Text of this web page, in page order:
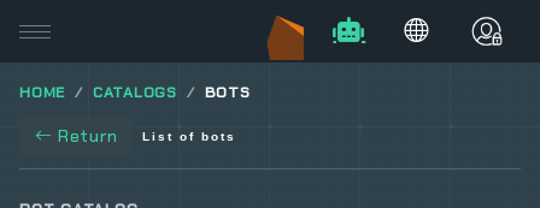
HOME CATALOGS BOTS
Return List of bots